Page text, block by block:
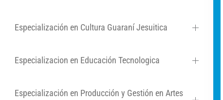
Especialización en Cultura Guaraní Jesuitica
Especializacion en Educación Tecnologica
Especialización en Producción y Gestión en Artes